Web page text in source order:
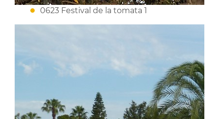
0623 Festival de la tomata 1